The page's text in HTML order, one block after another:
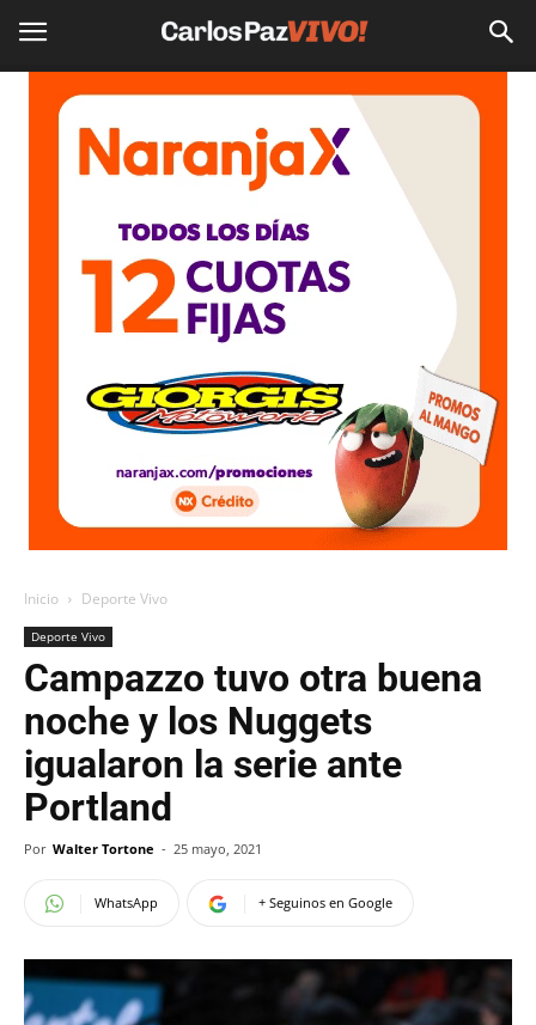
Inicio Deporte Vivo
Deporte Vivo
Campazzo tuvo otra buena
noche y los Nuggets
igualaron la serie ante
Portland
Por Walter Tortone - 25 mayo, 2021
WhatsApp + Seguinos en Google